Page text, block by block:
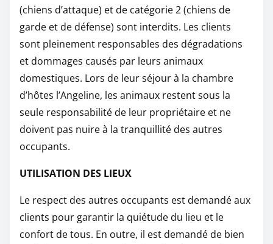
(chiens d’attaque) et de catégorie 2 (chiens de
garde et de défense) sont interdits. Les clients
sont pleinement responsables des dégradations
et dommages causés par leurs animaux
domestiques. Lors de leur séjour à la chambre
d’hôtes l’Angeline, les animaux restent sous la
seule responsabilité de leur propriétaire et ne
doivent pas nuire à la tranquillité des autres
occupants.
UTILISATION DES LIEUX
Le respect des autres occupants est demandé aux
clients pour garantir la quiétude du lieu et le
confort de tous. En outre, il est demandé de bien